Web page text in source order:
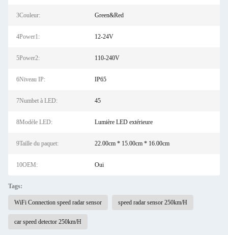
3Couleur: Green&Red
4Power1: 12-24V
5Power2: 110-240V
6Niveau IP: IP65
7Numbet à LED: 45
8Modèle LED: Lumière LED extérieure
9Taille du paquet: 22.00cm * 15.00cm * 16.00cm
10OEM: Oui
Tags:
WiFi Connection speed radar sensor speed radar sensor 250km/H
car speed detector 250km/H